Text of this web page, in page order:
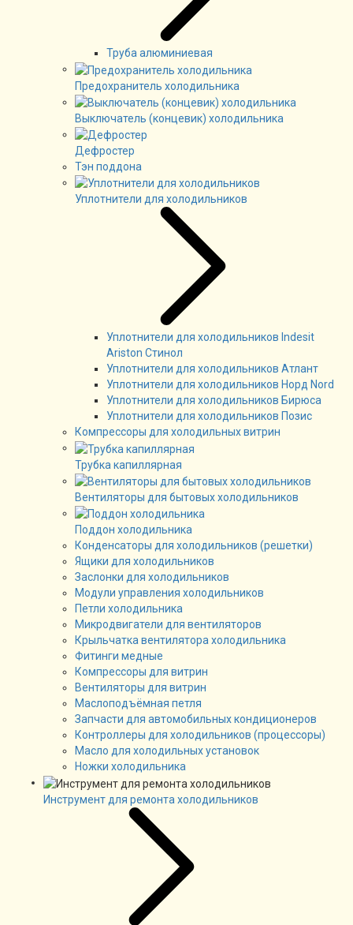
Труба алюминиевая
Предохранитель холодильника
Выключатель (концевик) холодильника
Дефростер
Тэн поддона
Уплотнители для холодильников
Уплотнители для холодильников Indesit
Ariston Стинол
Уплотнители для холодильников Атлант
Уплотнители для холодильников Норд Nord
Уплотнители для холодильников Бирюса
Уплотнители для холодильников Позис
Компрессоры для холодильных витрин
Трубка капиллярная
Вентиляторы для бытовых холодильников
Поддон холодильника
Конденсаторы для холодильников (решетки)
Ящики для холодильников
Заслонки для холодильников
Модули управления холодильников
Петли холодильника
Микродвигатели для вентиляторов
Крыльчатка вентилятора холодильника
Фитинги медные
Компрессоры для витрин
Вентиляторы для витрин
Маслоподъёмная петля
Запчасти для автомобильных кондиционеров
Контроллеры для холодильников (процессоры)
Масло для холодильных установок
Ножки холодильника
Инструмент для ремонта холодильников